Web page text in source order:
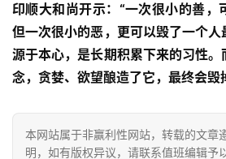
题
公
益
善
印顺大和尚开示：“一次很小的善，
但一次很小的恶，更可以毁了一个
源于本心，是长期积累下来的习性
念，贪婪、欲望酿造了它，最终会毁
本网站属于非赢利性网站，转载的文章
明，如有版权异议，请联系值班编辑予